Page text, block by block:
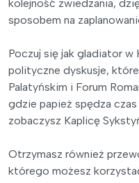
kolejność zwiedzania,
sposobem na
Poczuj się jak gladiator w
polityczne dyskusje,
Palatyńskim i Forum
gdzie papież spędza
zobaczysz Kaplicę
Otrzymasz również
którego możesz